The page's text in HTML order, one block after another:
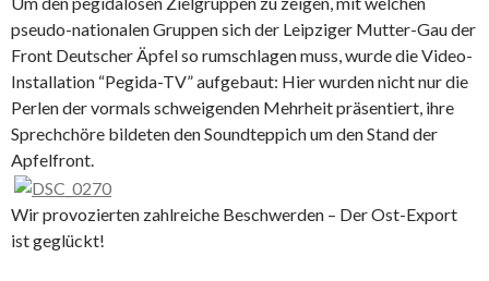
pseudo-nationalen Gruppen sich der Leipziger Mutter-Gau der
Front Deutscher Äpfel so rumschlagen muss, wurde die Video-
Installation “Pegida-TV” aufgebaut: Hier wurden nicht nur die
Perlen der vormals schweigenden Mehrheit präsentiert, ihre
Sprechchöre bildeten den Soundteppich um den Stand der
Apfelfront.
Wir provozierten zahlreiche Beschwerden – Der Ost-Export
ist geglückt!